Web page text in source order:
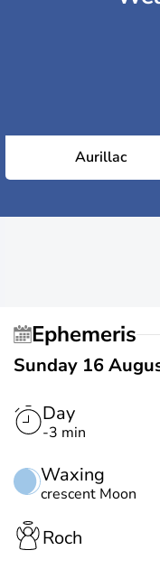
Aurillac
Ephemeris
Sunday 16
Day
-3 min
Waxing
crescent Moon
Roch